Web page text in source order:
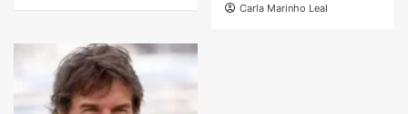
Carla Marinho Leal